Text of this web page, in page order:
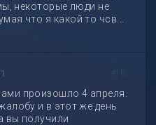
некоторые люди не
что я какой то чсв...
#15
произошло 4 апреля.
и в этот же день
вы получили